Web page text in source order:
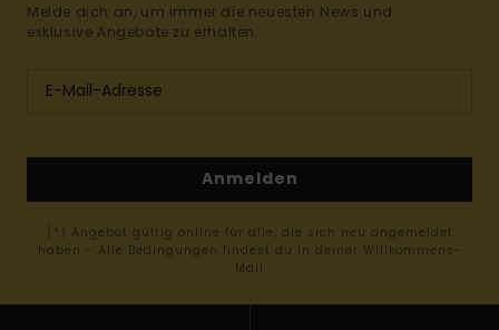
Melde dich an, um immer die neuesten News und
exklusive Angebote zu erhalten.
Anmelden
(*) Angebot gültig online für alle, die sich neu angemeldet
haben - Alle Bedingungen findest du in deiner Willkommens-
Mail